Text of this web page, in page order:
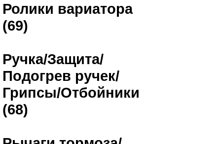
Ролики вариатора
(69)
Ручка/Защита/
Подогрев ручек/
Грипсы/Отбойники
(68)